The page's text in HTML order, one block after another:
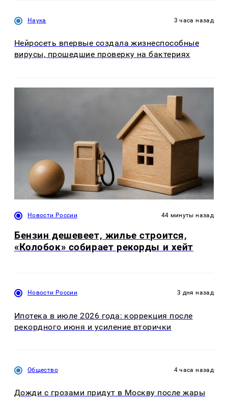
Наука 3 часа назад
Нейросеть впервые создала жизнеспособные
вирусы, прошедшие проверку на бактериях
Новости России 44 минуты назад
Бензин дешевеет, жилье строится,
«Колобок» собирает рекорды и хейт
Новости России 3 дня назад
Ипотека в июле 2026 года: коррекция после
рекордного июня и усиление вторички
Общество 4 часа назад
Дожди с грозами придут в Москву после жары